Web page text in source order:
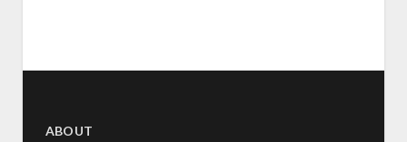
ABOUT